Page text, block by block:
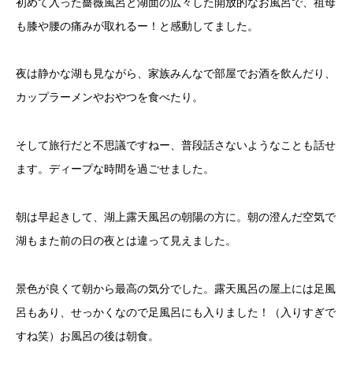
も膝や腰の痛みが取れるー！と感動してました。
夜は静かな湖も見ながら、家族みんなで部屋でお酒を飲んだり、
カップラーメンやおやつを食べたり。
そして旅行だと不思議ですねー、普段話さないようなことも話せ
ます。ディープな時間を過ごせました。
朝は早起きして、湖上露天風呂の朝陽の方に。朝の澄んだ空気で
湖もまた前の日の夜とは違って見えました。
景色が良くて朝から最高の気分でした。露天風呂の屋上には足風
呂もあり、せっかくなので足風呂にも入りました！（入りすぎで
すね笑）お風呂の後は朝食。